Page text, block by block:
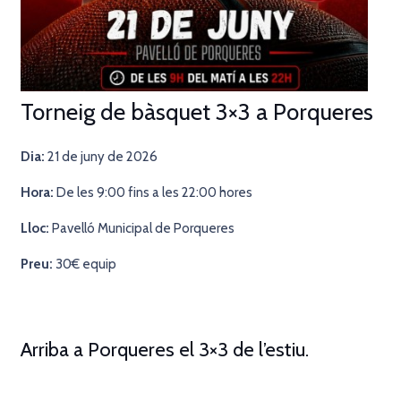
Torneig de bàsquet 3×3 a Porqueres
Dia: 21 de juny de 2026
Hora: De les 9:00 fins a les 22:00 hores
Lloc: Pavelló Municipal de Porqueres
Preu: 30€ equip
Arriba a Porqueres el 3×3 de l’estiu.